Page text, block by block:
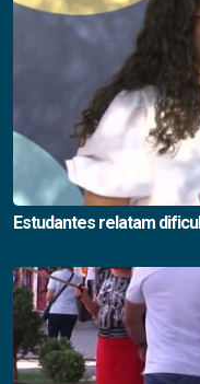
Estudantes relatam